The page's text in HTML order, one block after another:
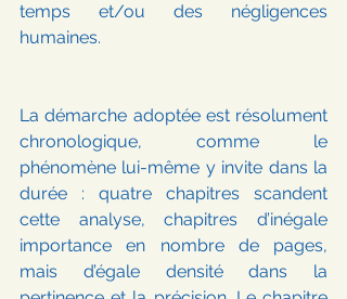
temps et/ou des négligences
humaines.
La démarche adoptée est résolument
chronologique, comme le
phénomène lui-même y invite dans la
durée : quatre chapitres scandent
cette analyse, chapitres d’inégale
importance en nombre de pages,
mais d’égale densité dans la